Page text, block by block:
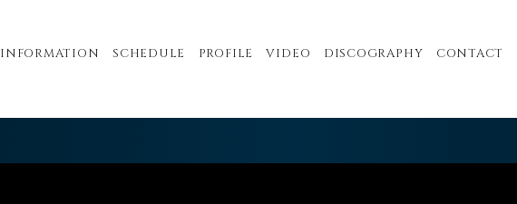
INFORMATION SCHEDULE PROFILE VIDEO DISCOGRAPHY CONTACT